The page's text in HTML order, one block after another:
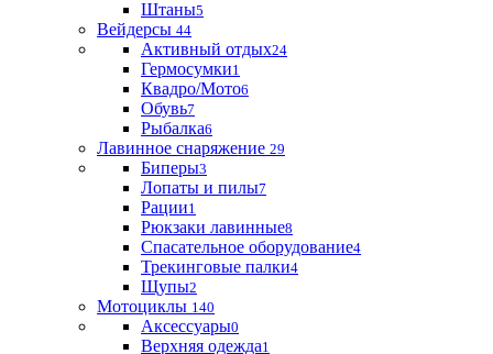
Штаны5
Вейдерсы 44
Активный отдых24
Гермосумки1
Квадро/Мото6
Обувь7
Рыбалка6
Лавинное снаряжение 29
Биперы3
Лопаты и пилы7
Рации1
Рюкзаки лавинные8
Спасательное оборудование4
Трекинговые палки4
Щупы2
Мотоциклы 140
Аксессуары0
Верхняя одежда1